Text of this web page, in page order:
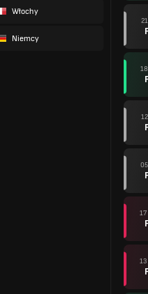
Włochy
Niemcy
17
13